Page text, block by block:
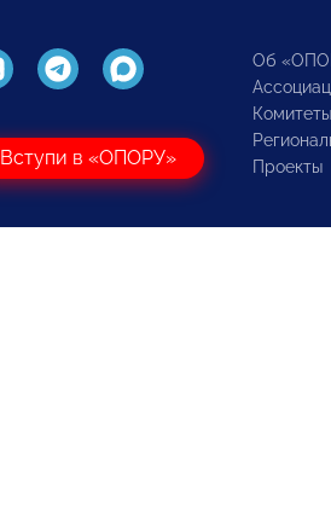
Вступи в «ОПОРУ»
Об
Проекты